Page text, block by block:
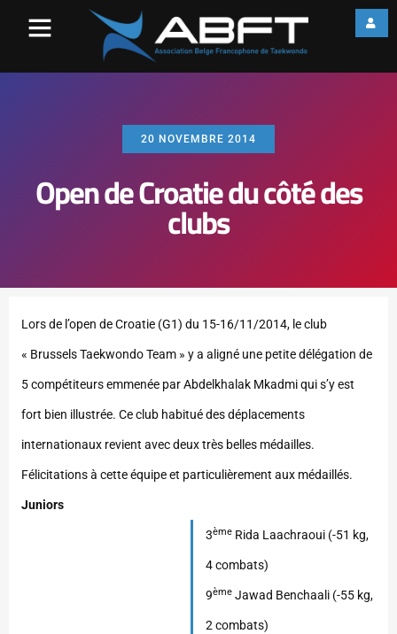
20 NOVEMBRE 2014
Open de Croatie du côté des
clubs
Lors de l’open de Croatie (G1) du 15-16/11/2014, le club
« Brussels Taekwondo Team » y a aligné une petite délégation de
5 compétiteurs emmenée par Abdelkhalak Mkadmi qui s’y est
fort bien illustrée. Ce club habitué des déplacements
internationaux revient avec deux très belles médailles.
Félicitations à cette équipe et particulièrement aux médaillés.
Juniors
3èmeRida Laachraoui (-51 kg,
4 combats)
9èmeJawad Benchaali (-55 kg,
2 combats)